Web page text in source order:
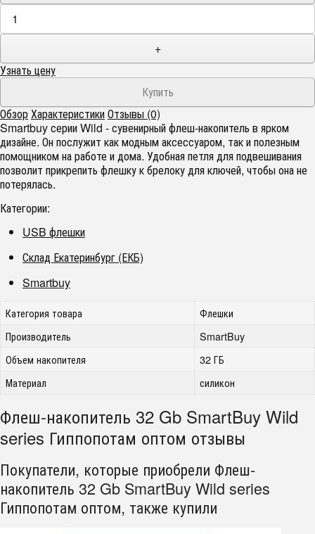
+
Узнать цену
ОбзорХарактеристикиОтзывы (0)
Smartbuy серии Wild - сувенирный флеш-накопитель в ярком
дизайне. Он послужит как модным аксессуаром, так и полезным
помощником на работе и дома. Удобная петля для подвешивания
позволит прикрепить флешку к брелоку для ключей, чтобы она не
потерялась.
Категории:
USB флешки
Склад Екатеринбург (ЕКБ)
Smartbuy
Категория товара
Флешки
Производитель
SmartBuy
Объем накопителя
32 ГБ
Материал
силикон
Флеш-накопитель 32 Gb SmartBuy Wild
series Гиппопотам оптом отзывы
Покупатели, которые приобрели Флеш-
накопитель 32 Gb SmartBuy Wild series
Гиппопотам оптом, также купили